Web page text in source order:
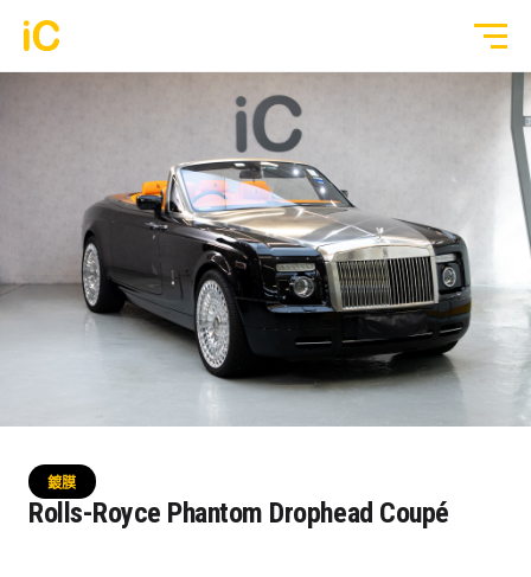
GYEON 傳統鍍膜塗層
ULGO® Black Infinity™ 自修復鍍膜
PPF 車漆保護膜
透明 GYEON® PPF
轉色 OM® Individual Color PPF
3M® Crystalline™ 玻璃隔熱膜
全部作品
透明 PPF
轉色 Color PPF
鍍膜
Rolls-Royce Phantom Drophead Coupé